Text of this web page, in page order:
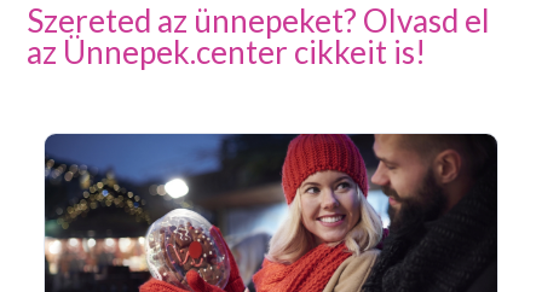
Szereted az ünnepeket? Olvasd el
az Ünnepek.center cikkeit is!